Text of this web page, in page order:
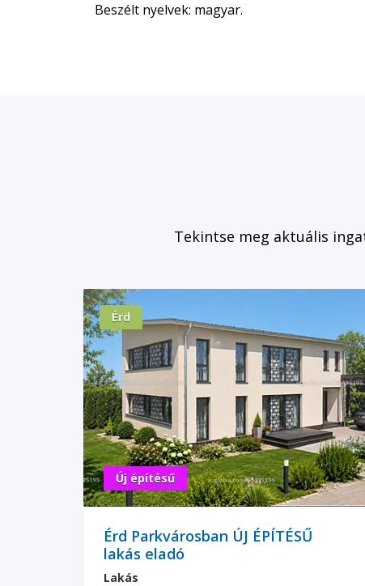
Beszélt nyelvek: magyar.
Tekintse meg aktuális
Érd
Új építésű
Érd Parkvárosban ÚJ ÉPÍTÉSŰ
lakás eladó
Lakás